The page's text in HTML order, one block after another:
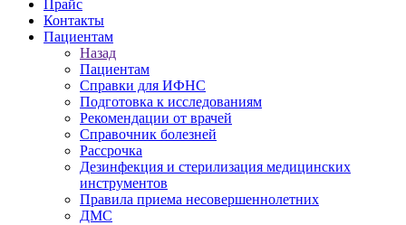
Прайс
Контакты
Пациентам
Назад
Пациентам
Справки для ИФНС
Подготовка к исследованиям
Рекомендации от врачей
Справочник болезней
Рассрочка
Дезинфекция и стерилизация медицинских
инструментов
Правила приема несовершеннолетних
ДМС